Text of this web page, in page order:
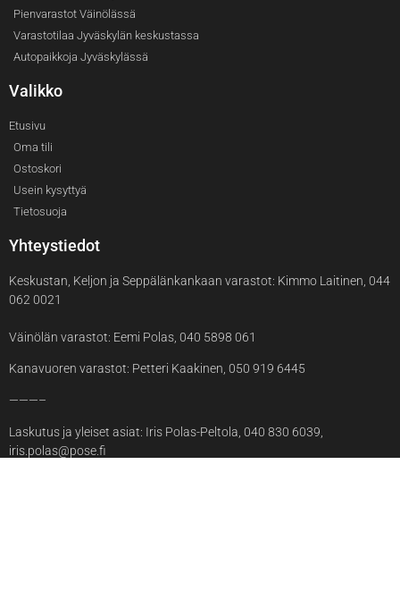
Pienvarastot Väinölässä
Varastotilaa Jyväskylän keskustassa
Autopaikkoja Jyväskylässä
Valikko
Etusivu
Oma tili
Ostoskori
Usein kysyttyä
Tietosuoja
Yhteystiedot
Keskustan, Keljon ja Seppälänkankaan varastot: Kimmo Laitinen, 044
062 0021
Väinölän varastot: Eemi Polas, 040 5898 061
Kanavuoren varastot: Petteri Kaakinen, 050 919 6445
———–
Laskutus ja yleiset asiat: Iris Polas-Peltola, 040 830 6039,
iris.polas@pose.fi